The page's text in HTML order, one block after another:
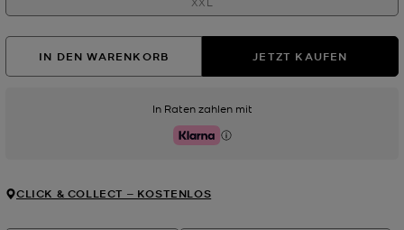
IN DEN WARENKORB JETZT KAUFEN
In Raten zahlen mit
Klarna
CLICK & COLLECT ‒ KOSTENLOS